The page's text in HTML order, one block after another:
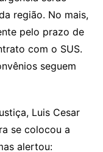
região. No mais,
pelo prazo de
com o SUS.
seguem
Luis Cesar
se colocou a
alertou: